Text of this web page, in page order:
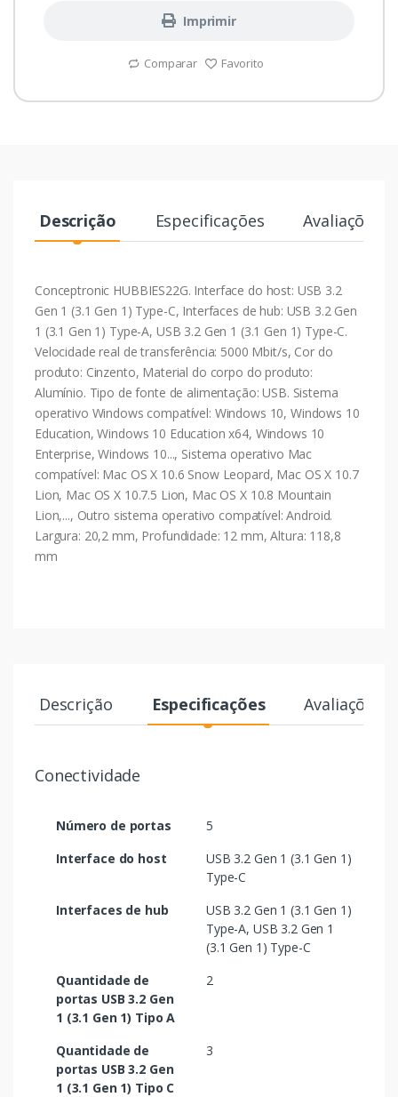
Imprimir
Comparar Favorito
Descrição Especificações Avaliações
Conceptronic HUBBIES22G. Interface do host: USB 3.2
Gen 1 (3.1 Gen 1) Type-C, Interfaces de hub: USB 3.2 Gen
1 (3.1 Gen 1) Type-A, USB 3.2 Gen 1 (3.1 Gen 1) Type-C.
Velocidade real de transferência: 5000 Mbit/s, Cor do
produto: Cinzento, Material do corpo do produto:
Alumínio. Tipo de fonte de alimentação: USB. Sistema
operativo Windows compatível: Windows 10, Windows 10
Education, Windows 10 Education x64, Windows 10
Enterprise, Windows 10..., Sistema operativo Mac
compatível: Mac OS X 10.6 Snow Leopard, Mac OS X 10.7
Lion, Mac OS X 10.7.5 Lion, Mac OS X 10.8 Mountain
Lion,..., Outro sistema operativo compatível: Android.
Largura: 20,2 mm, Profundidade: 12 mm, Altura: 118,8
mm
Descrição Especificações Avaliações
Conectividade
Número de portas
5
Interface do host
USB 3.2 Gen 1 (3.1 Gen 1)
Type-C
Interfaces de hub
USB 3.2 Gen 1 (3.1 Gen 1)
Type-A, USB 3.2 Gen 1
(3.1 Gen 1) Type-C
Quantidade de
portas USB 3.2 Gen
1 (3.1 Gen 1) Tipo A
2
Quantidade de
portas USB 3.2 Gen
1 (3.1 Gen 1) Tipo C
3